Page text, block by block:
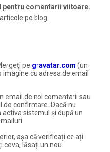
pentru comentarii viitoare.
pe blog.
pe gravatar.com (un
imagine cu adresa de email
email de noi comentarii sau
de confirmare. Dacă nu
activa sistemul și după un
așa că verificați ce ați
ceva, lăsați un nou